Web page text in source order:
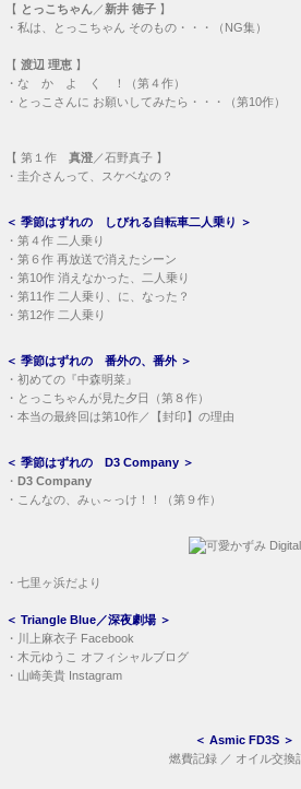
【 とっこちゃん ／新井 徳子 】
・ 私は、とっこちゃん そのもの・・・（NG集）
【 渡辺 理恵 】
・ な か よ く ！（第４作）
・ とっこさんに お願いしてみたら・・・（第10作）
【 第１作 真澄 ／石野真子 】
・ 圭介さんって、スケベなの？
＜ 季節はずれの しびれる自転車二人乗り ＞
・ 第４作 二人乗り
・ 第６作 再放送で消えたシーン
・ 第10作 消えなかった、二人乗り
・ 第11作 二人乗り、に、なった？
・ 第12作 二人乗り
＜ 季節はずれの 番外の、番外＞
・ 初めての『中森明菜』
・ とっこちゃんが見た夕日（第８作）
・ 本当の最終回は第10作／【封印】の理由
＜ 季節はずれの D3 Company ＞
・ D3 Company
・ こんなの、みぃ～っけ！！（第９作）
・ 七里ヶ浜だより
＜ Triangle Blue／深夜劇場 ＞
・
川上麻衣子 Facebook
・ 木元ゆうこ オフィシャルブログ
・ 山崎美貴 Instagram
＜ Asmic FD3S ＞
燃費記録 ／ オイル交換